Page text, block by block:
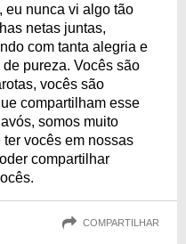
eu nunca vi algo tão
netas juntas,
com tanta alegria e
pureza. Vocês são
vocês são
compartilham esse
somos muito
vocês em nossas
compartilhar
COMPARTILHAR